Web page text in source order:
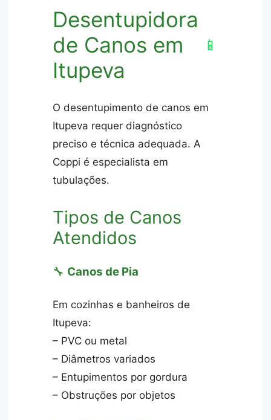
Desentupidora
de Canos em
Itupeva
📱
O desentupimento de canos em
Itupeva requer diagnóstico
preciso e técnica adequada. A
Coppi é especialista em
tubulações.
Tipos de Canos
Atendidos
🔧 Canos de Pia
Em cozinhas e banheiros de
Itupeva:
– PVC ou metal
– Diâmetros variados
– Entupimentos por gordura
– Obstruções por objetos